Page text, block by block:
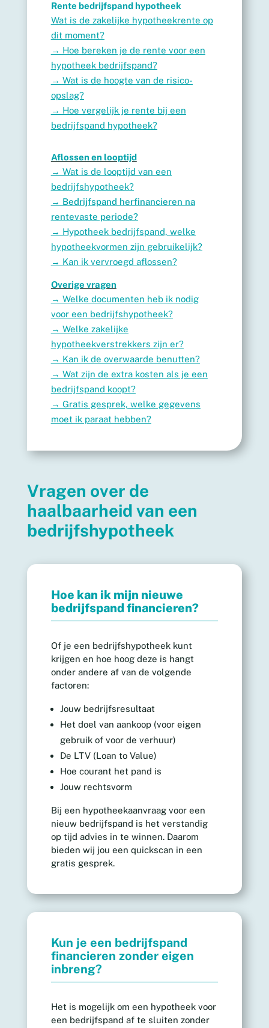
Rente bedrijfspand hypotheek
Wat is de zakelijke hypotheekrente op
dit moment?
→ Hoe bereken je de rente voor een
hypotheek bedrijfspand?
→ Wat is de hoogte van de risico-
opslag?
→ Hoe vergelijk je rente bij een
bedrijfspand hypotheek?
Aflossen en looptijd
→ Wat is de looptijd van een
bedrijfshypotheek?
→ Bedrijfspand herfinancieren na
rentevaste periode?
→ Hypotheek bedrijfspand, welke
hypotheekvormen zijn gebruikelijk?
→ Kan ik vervroegd aflossen?
Overige vragen
→ Welke documenten heb ik nodig
voor een bedrijfshypotheek?
→ Welke zakelijke
hypotheekverstrekkers zijn er?
→ Kan ik de overwaarde benutten?
→ Wat zijn de extra kosten als je een
bedrijfspand koopt?
→ Gratis gesprek, welke gegevens
moet ik paraat hebben?
Vragen over de
haalbaarheid van een
bedrijfshypotheek
Hoe kan ik mijn nieuwe
bedrijfspand financieren?
Of je een bedrijfshypotheek kunt
krijgen en hoe hoog deze is hangt
onder andere af van de volgende
factoren:
Jouw bedrijfsresultaat
Het doel van aankoop (voor eigen
gebruik of voor de verhuur)
De LTV (Loan to Value)
Hoe courant het pand is
Jouw rechtsvorm
Bij een hypotheekaanvraag voor een
nieuw bedrijfspand is het verstandig
op tijd advies in te winnen. Daarom
bieden wij jou een quickscan in een
gratis gesprek.
Kun je een bedrijfspand
financieren zonder eigen
inbreng?
Het is mogelijk om een hypotheek voor
een bedrijfspand af te sluiten zonder